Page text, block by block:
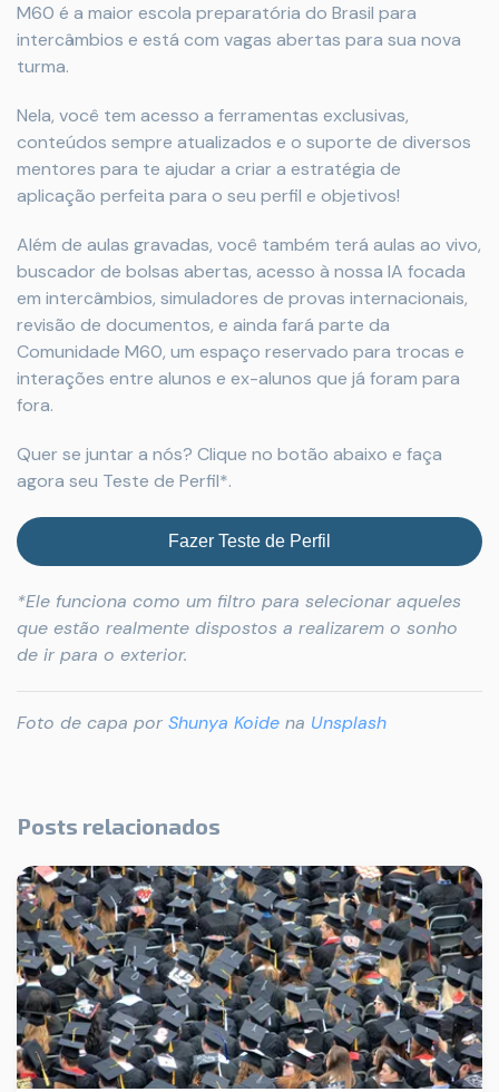
M60 é a maior escola preparatória do Brasil para
intercâmbios e está com vagas abertas para sua nova
turma.
Nela, você tem acesso a ferramentas exclusivas,
conteúdos sempre atualizados e o suporte de diversos
mentores para te ajudar a criar a estratégia de
aplicação perfeita para o seu perfil e objetivos!
Além de aulas gravadas, você também terá aulas ao vivo,
buscador de bolsas abertas, acesso à nossa IA focada
em intercâmbios, simuladores de provas internacionais,
revisão de documentos, e ainda fará parte da
Comunidade M60, um espaço reservado para trocas e
interações entre alunos e ex-alunos que já foram para
fora.
Quer se juntar a nós? Clique no botão abaixo e faça
agora seu Teste de Perfil*.
Fazer Teste de Perfil
*Ele funciona como um filtro para selecionar aqueles
que estão realmente dispostos a realizarem o sonho
de ir para o exterior.
Foto de capa por Shunya Koide na Unsplash
Posts relacionados